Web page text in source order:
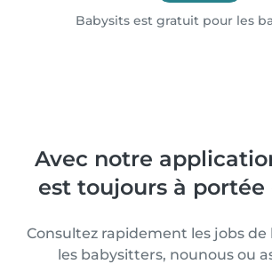
Babysits est gratuit pour les
Avec notre
est toujours à portée
Consultez rapidement les jobs
les babysitters, nounous ou